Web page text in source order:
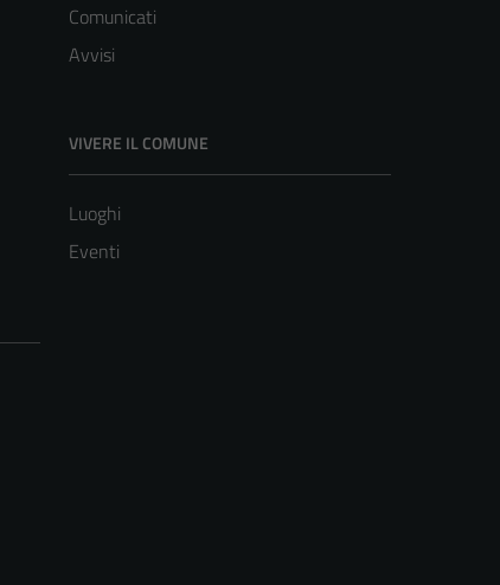
Comunicati
Avvisi
VIVERE IL COMUNE
Luoghi
Eventi